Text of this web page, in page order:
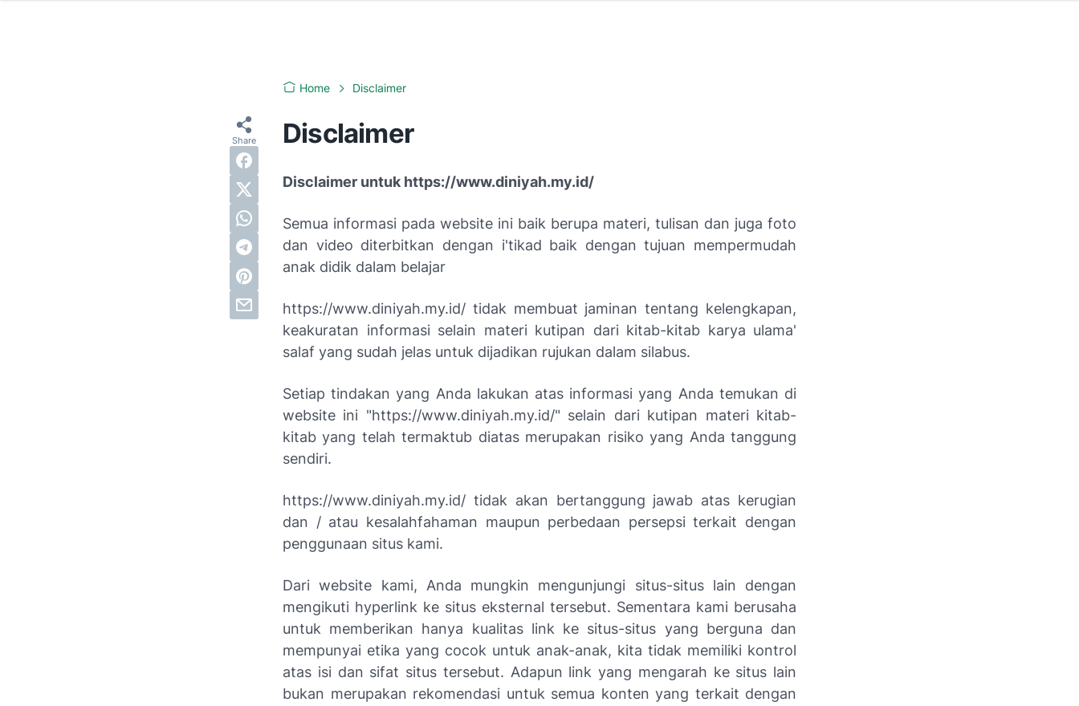
Home Disclaimer
Disclaimer
Disclaimer untuk https://www.diniyah.my.id/
Semua informasi pada website ini baik berupa materi, tulisan dan juga foto
dan video diterbitkan dengan i'tikad baik dengan tujuan mempermudah
anak didik dalam belajar
https://www.diniyah.my.id/ tidak membuat jaminan tentang kelengkapan,
keakuratan informasi selain materi kutipan dari kitab-kitab karya ulama'
salaf yang sudah jelas untuk dijadikan rujukan dalam silabus.
Setiap tindakan yang Anda lakukan atas informasi yang Anda temukan di
website ini "https://www.diniyah.my.id/" selain dari kutipan materi kitab-
kitab yang telah termaktub diatas merupakan risiko yang Anda tanggung
sendiri.
https://www.diniyah.my.id/ tidak akan bertanggung jawab atas kerugian
dan / atau kesalahfahaman maupun perbedaan persepsi terkait dengan
penggunaan situs kami.
Dari website kami, Anda mungkin mengunjungi situs-situs lain dengan
mengikuti hyperlink ke situs eksternal tersebut. Sementara kami berusaha
untuk memberikan hanya kualitas link ke situs-situs yang berguna dan
mempunyai etika yang cocok untuk anak-anak, kita tidak memiliki kontrol
atas isi dan sifat situs tersebut. Adapun link yang mengarah ke situs lain
bukan merupakan rekomendasi untuk semua konten yang terkait dengan